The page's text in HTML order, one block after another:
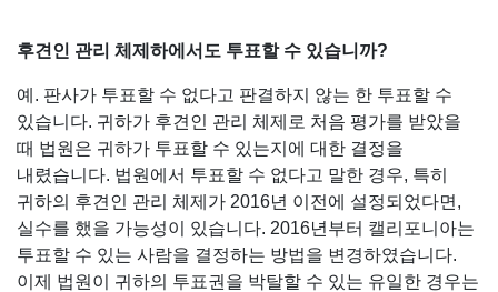
후견인 관리 체제하에서도 투표할 수 있습니까?
예. 판사가 투표할 수 없다고 판결하지 않는 한 투표할 수
있습니다. 귀하가 후견인 관리 체제로 처음 평가를 받았을
때 법원은 귀하가 투표할 수 있는지에 대한 결정을
내렸습니다. 법원에서 투표할 수 없다고 말한 경우, 특히
귀하의 후견인 관리 체제가 2016년 이전에 설정되었다면,
실수를 했을 가능성이 있습니다. 2016년부터 캘리포니아는
투표할 수 있는 사람을 결정하는 방법을 변경하였습니다.
이제 법원이 귀하의 투표권을 박탈할 수 있는 유일한 경우는